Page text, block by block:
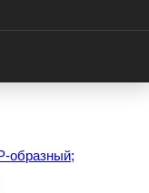
образный;